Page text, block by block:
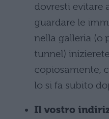
dovresti evitare
guardare le
nella galleria (o
tunnel)
copiosamente,
lo si fa subito
Il vostro